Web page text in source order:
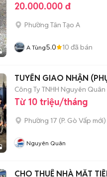
20.000.000 đ
Phường Tân Tạo A
A Tùng5.0 10 đã bán
TUYỂN GIAO NHẬN
Công Ty TNHH Nguyên Quân
Từ 10 triệu/tháng
Phường 17 (P. Gò Vấp mới)
Nguyên Quân
CHO THUÊ NHÀ MẶT